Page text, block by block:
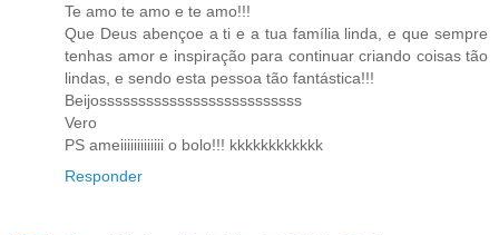
Te amo te amo e te amo!!!
Que Deus abençoe a ti e a tua família linda, e que sempre
tenhas amor e inspiração para continuar criando coisas tão
lindas, e sendo esta pessoa tão fantástica!!!
Beijossssssssssssssssssssssssss
Vero
PS ameiiiiiiiiiiiii o bolo!!! kkkkkkkkkkkk
Responder